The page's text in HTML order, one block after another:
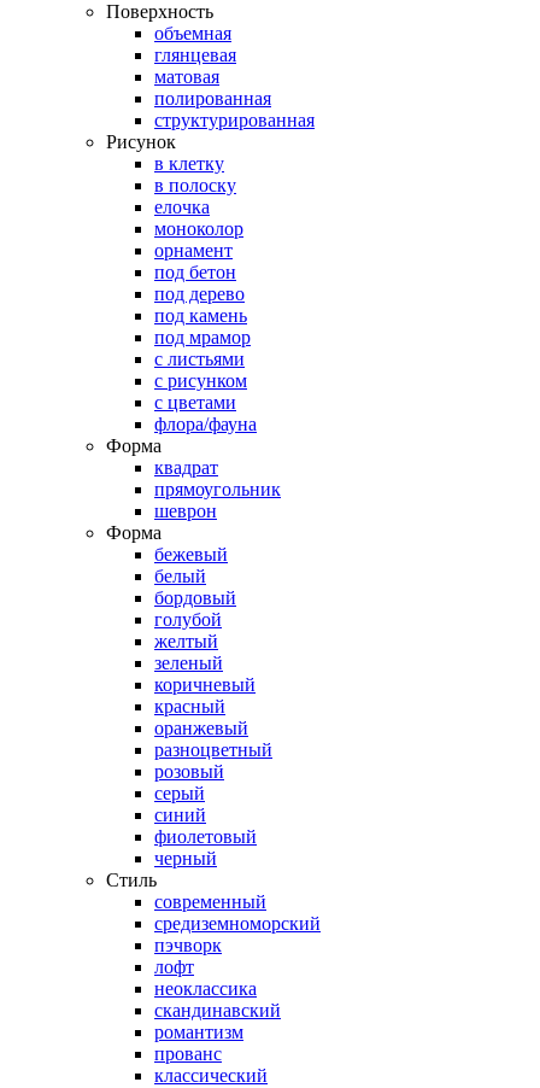
Поверхность
объемная
глянцевая
матовая
полированная
структурированная
Рисунок
в клетку
в полоску
елочка
моноколор
орнамент
под бетон
под дерево
под камень
под мрамор
с листьями
с рисунком
с цветами
флора/фауна
Форма
квадрат
прямоугольник
шеврон
Форма
бежевый
белый
бордовый
голубой
желтый
зеленый
коричневый
красный
оранжевый
разноцветный
розовый
серый
синий
фиолетовый
черный
Стиль
современный
средиземноморский
пэчворк
лофт
неоклассика
скандинавский
романтизм
прованс
классический